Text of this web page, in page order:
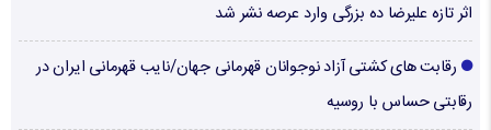
اثر تازه علیرضا ده بزرگی وارد عرصه نشر شد
رقابت های کشتی آزاد نوجوانان قهرمانی جهان/نایب قهرمانی ایران در
رقابتی حساس با روسیه